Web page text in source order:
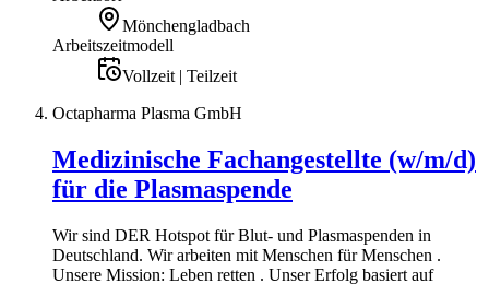
Mönchengladbach
Arbeitszeitmodell
Vollzeit | Teilzeit
Octapharma Plasma GmbH
Medizinische Fachangestellte (w/m/d)
für die Plasmaspende
Wir sind DER Hotspot für Blut- und Plasmaspenden in
Deutschland. Wir arbeiten mit Menschen für Menschen .
Unsere Mission: Leben retten . Unser Erfolg basiert auf